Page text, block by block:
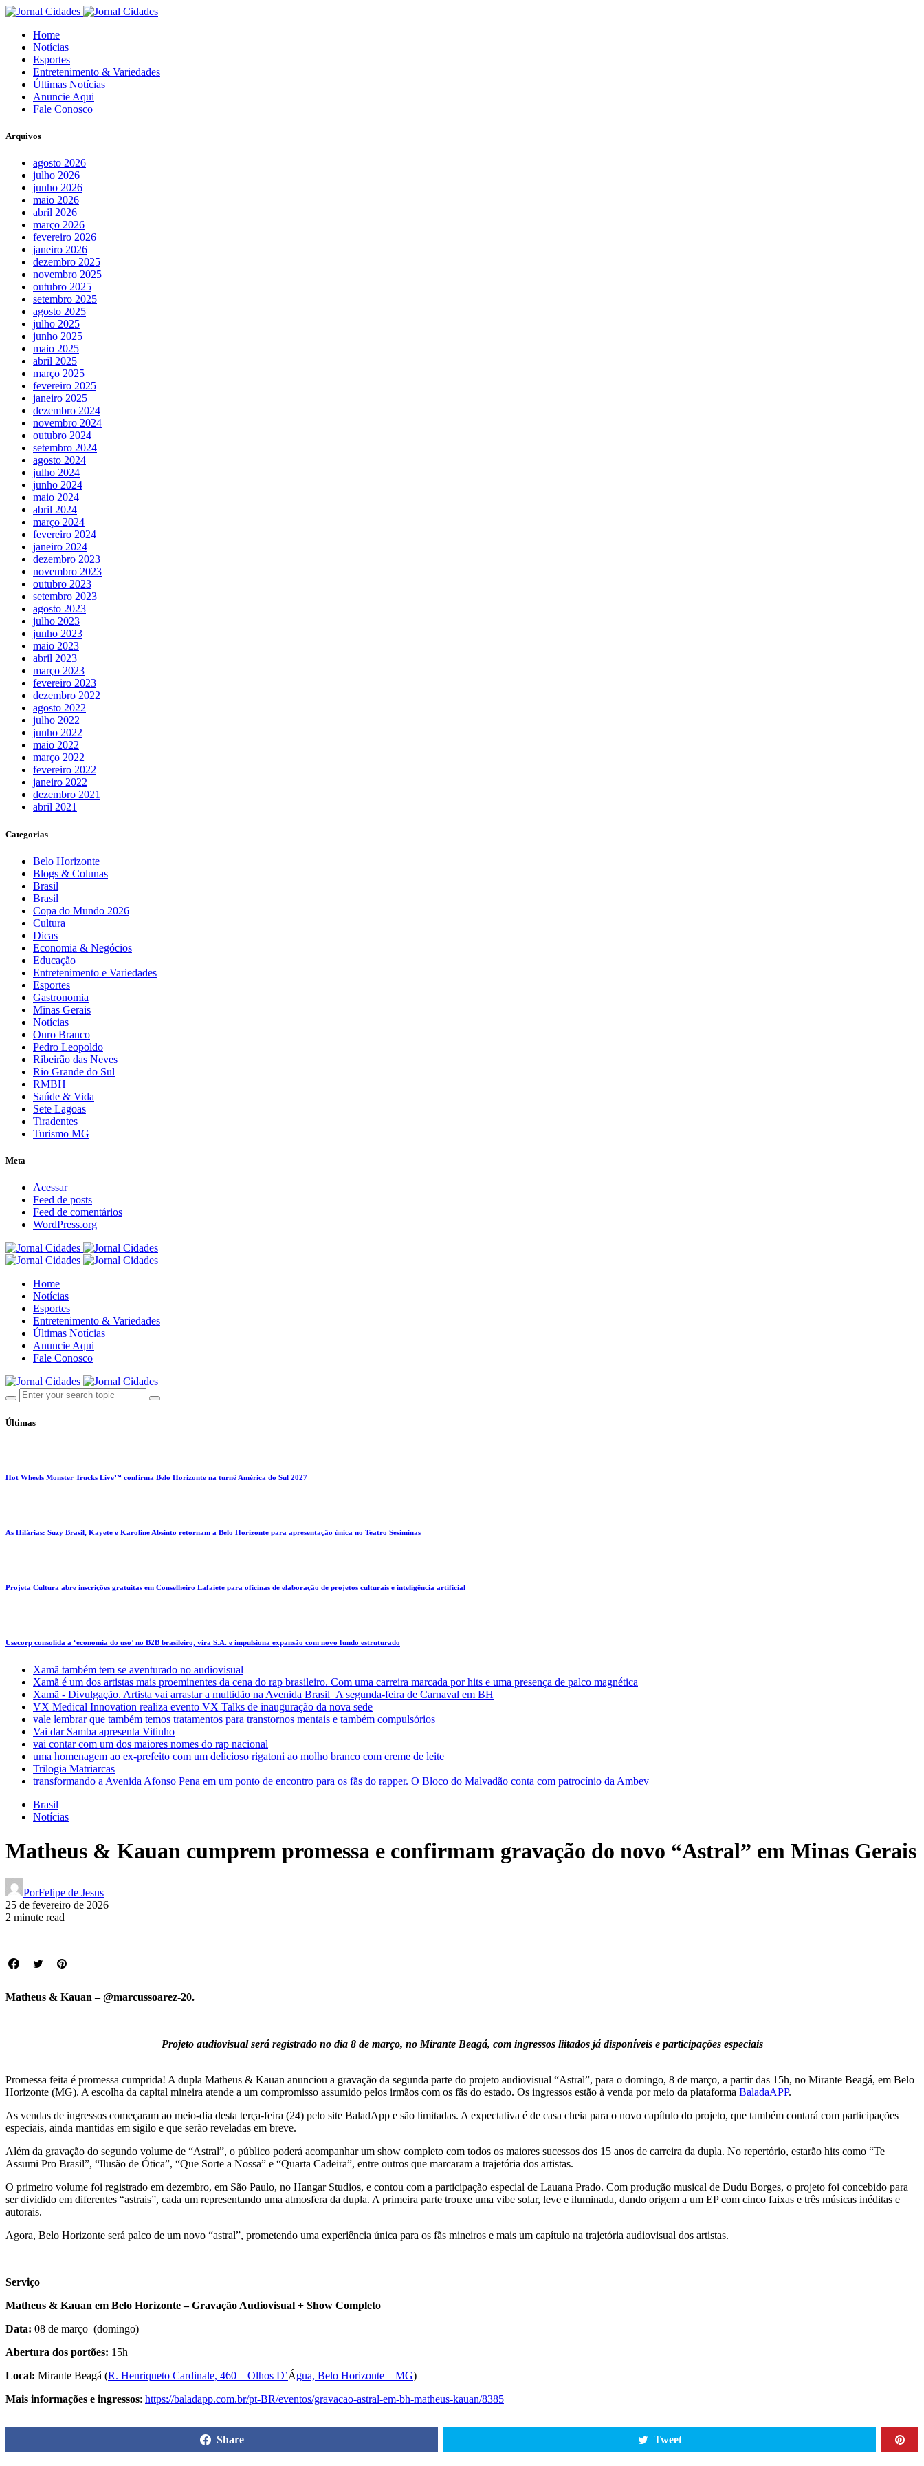
Home
Notícias
Esportes
Entretenimento & Variedades
Últimas Notícias
Anuncie Aqui
Fale Conosco
Arquivos
agosto 2026
julho 2026
junho 2026
maio 2026
abril 2026
março 2026
fevereiro 2026
janeiro 2026
dezembro 2025
novembro 2025
outubro 2025
setembro 2025
agosto 2025
julho 2025
junho 2025
maio 2025
abril 2025
março 2025
fevereiro 2025
janeiro 2025
dezembro 2024
novembro 2024
outubro 2024
setembro 2024
agosto 2024
julho 2024
junho 2024
maio 2024
abril 2024
março 2024
fevereiro 2024
janeiro 2024
dezembro 2023
novembro 2023
outubro 2023
setembro 2023
agosto 2023
julho 2023
junho 2023
maio 2023
abril 2023
março 2023
fevereiro 2023
dezembro 2022
agosto 2022
julho 2022
junho 2022
maio 2022
março 2022
fevereiro 2022
janeiro 2022
dezembro 2021
abril 2021
Categorias
Belo Horizonte
Blogs & Colunas
Brasil
Brasil
Copa do Mundo 2026
Cultura
Dicas
Economia & Negócios
Educação
Entretenimento e Variedades
Esportes
Gastronomia
Minas Gerais
Notícias
Ouro Branco
Pedro Leopoldo
Ribeirão das Neves
Rio Grande do Sul
RMBH
Saúde & Vida
Sete Lagoas
Tiradentes
Turismo MG
Meta
Acessar
Feed de posts
Feed de comentários
WordPress.org
Home
Notícias
Esportes
Entretenimento & Variedades
Últimas Notícias
Anuncie Aqui
Fale Conosco
Últimas
Hot Wheels Monster Trucks Live™ confirma Belo Horizonte na turnê América do Sul 2027
As Hilárias: Suzy Brasil, Kayete e Karoline Absinto retornam a Belo Horizonte para apresentação única no Teatro Sesiminas
Projeta Cultura abre inscrições gratuitas em Conselheiro Lafaiete para oficinas de elaboração de projetos culturais e inteligência artificial
Usecorp consolida a ‘economia do uso’ no B2B brasileiro, vira S.A. e impulsiona expansão com novo fundo estruturado
Xamã também tem se aventurado no audiovisual
Xamã é um dos artistas mais proeminentes da cena do rap brasileiro. Com uma carreira marcada por hits e uma presença de palco magnética
Xamã - Divulgação. Artista vai arrastar a multidão na Avenida Brasil A segunda-feira de Carnaval em BH
VX Medical Innovation realiza evento VX Talks de inauguração da nova sede
vale lembrar que também temos tratamentos para transtornos mentais e também compulsórios
Vai dar Samba apresenta Vitinho
vai contar com um dos maiores nomes do rap nacional
uma homenagem ao ex-prefeito com um delicioso rigatoni ao molho branco com creme de leite
Trilogia Matriarcas
transformando a Avenida Afonso Pena em um ponto de encontro para os fãs do rapper. O Bloco do Malvadão conta com patrocínio da Ambev
Brasil
Notícias
Matheus & Kauan cumprem promessa e confirmam gravação do novo “Astral” em Minas Gerais
PorFelipe de Jesus
25 de fevereiro de 2026
2 minute read
Matheus & Kauan – @marcussoarez-20.
Projeto audiovisual será registrado no dia 8 de março, no Mirante Beagá, com ingressos liitados já disponíveis e participações especiais
Promessa feita é promessa cumprida! A dupla Matheus & Kauan anunciou a gravação da segunda parte do projeto audiovisual “Astral”, para o domingo, 8 de março, a partir das 15h, no Mirante Beagá, em Belo
Horizonte (MG). A escolha da capital mineira atende a um compromisso assumido pelos irmãos com os fãs do estado. Os ingressos estão à venda por meio da plataforma BaladaAPP.
As vendas de ingressos começaram ao meio-dia desta terça-feira (24) pelo site BaladApp e são limitadas. A expectativa é de casa cheia para o novo capítulo do projeto, que também contará com participações
especiais, ainda mantidas em sigilo e que serão reveladas em breve.
Além da gravação do segundo volume de “Astral”, o público poderá acompanhar um show completo com todos os maiores sucessos dos 15 anos de carreira da dupla. No repertório, estarão hits como “Te
Assumi Pro Brasil”, “Ilusão de Ótica”, “Que Sorte a Nossa” e “Quarta Cadeira”, entre outros que marcaram a trajetória dos artistas.
O primeiro volume foi registrado em dezembro, em São Paulo, no Hangar Studios, e contou com a participação especial de Lauana Prado. Com produção musical de Dudu Borges, o projeto foi concebido para
ser dividido em diferentes “astrais”, cada um representando uma atmosfera da dupla. A primeira parte trouxe uma vibe solar, leve e iluminada, dando origem a um EP com cinco faixas e três músicas inéditas e
autorais.
Agora, Belo Horizonte será palco de um novo “astral”, prometendo uma experiência única para os fãs mineiros e mais um capítulo na trajetória audiovisual dos artistas.
Serviço
Matheus & Kauan em Belo Horizonte – Gravação Audiovisual + Show Completo
Data: 08 de março (domingo)
Abertura dos portões: 15h
Local: Mirante Beagá (R. Henriqueto Cardinale, 460 – Olhos D’Água, Belo Horizonte – MG)
Mais informações e ingressos: https://baladapp.com.br/pt-BR/eventos/gravacao-astral-em-bh-matheus-kauan/8385
Share Tweet